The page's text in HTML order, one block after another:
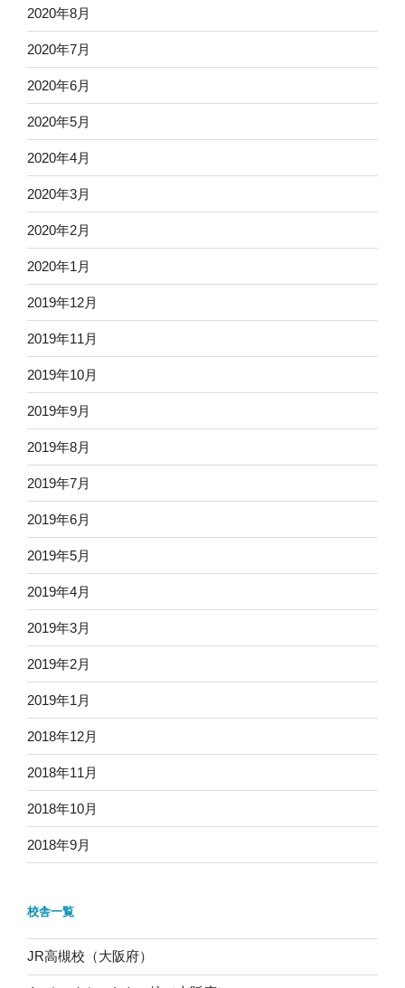
2020年8月
2020年7月
2020年6月
2020年5月
2020年4月
2020年3月
2020年2月
2020年1月
2019年12月
2019年11月
2019年10月
2019年9月
2019年8月
2019年7月
2019年6月
2019年5月
2019年4月
2019年3月
2019年2月
2019年1月
2018年12月
2018年11月
2018年10月
2018年9月
校舎一覧
JR高槻校（大阪府）